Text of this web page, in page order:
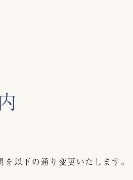
以下の通り変更いたします。